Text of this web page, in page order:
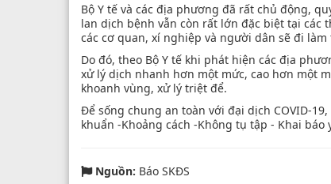
Bộ Y tế và các địa phương đã rất chủ động,
lan dịch bệnh vẫn còn rất lớn đặc biệt tại các
các cơ quan, xí nghiệp và người dân sẽ đi làm
Do đó, theo Bộ Y tế khi phát hiện các địa
xử lý dịch nhanh hơn một mức, cao hơn một
khoanh vùng, xử lý triệt để.
Để sống chung an toàn với đại dịch COVID-
khuẩn -Khoảng cách -Không tụ tập - Khai báo
Nguồn: Báo SKĐS